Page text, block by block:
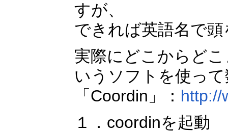
すが、
できれば英語名で
実際にどこからど
いうソフトを使っ
「Coordin」： http://
１．coordinを起動